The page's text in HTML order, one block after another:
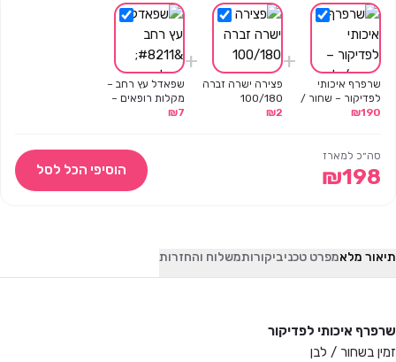
שרפרף איכותי
לפדיקור – שחור /
לבן ₪190
+
פצירה ישרה זברה
100/180
₪2
+
שפאדל עץ רחב –
מקלות רופאים –
100 יח'
₪7
סה״כ למארז
₪198 הוסיפי הכל לסל
תיאור מלאמפרט טכניביקורותמשלוח והחזרות
שרפרף איכותי לפדיקור
זמין בשחור / לבן